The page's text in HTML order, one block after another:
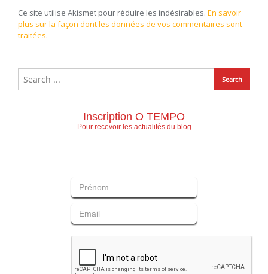
Ce site utilise Akismet pour réduire les indésirables. En savoir
plus sur la façon dont les données de vos commentaires sont
traitées.
Inscription O TEMPO
Pour recevoir les actualités du blog